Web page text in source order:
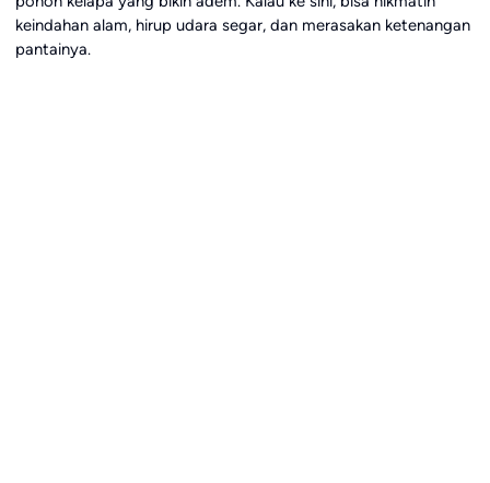
keindahan alam, hirup udara segar, dan merasakan ketenangan
pantainya.